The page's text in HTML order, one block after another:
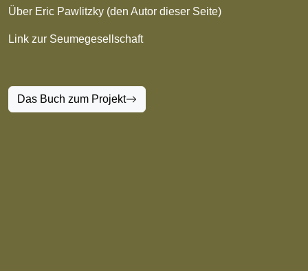
Über Eric Pawlitzky (den Autor dieser Seite)
Link zur Seumegesellschaft
Das Buch zum Projekt